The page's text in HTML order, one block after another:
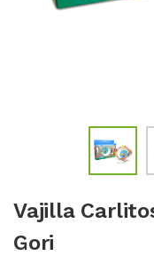
Vajilla
Gori